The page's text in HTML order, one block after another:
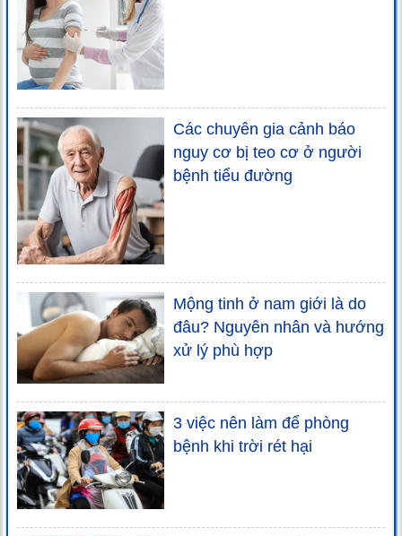
Các chuyên gia cảnh báo
nguy cơ bị teo cơ ở người
bệnh tiểu đường
Mộng tinh ở nam giới là do
đâu? Nguyên nhân và hướng
xử lý phù hợp
3 việc nên làm để phòng
bệnh khi trời rét hại